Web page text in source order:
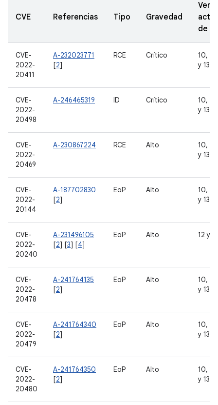
CVE Referencias Tipo Gravedad
de
CVE-
2022-
20411
A-232023771
[2]
RCE Crítico
10,
y 13
CVE-
2022-
20498
A-246465319 ID Crítico
10,
y 13
CVE-
2022-
20469
A-230867224 RCE Alto
10,
y 13
CVE-
2022-
20144
A-187702830
[2]
EoP Alto
10,
y 13
CVE-
2022-
20240
A-231496105
[2] [3] [4]
EoP Alto 12 y
CVE-
2022-
20478
A-241764135
[2]
EoP Alto
10,
y 13
CVE-
2022-
20479
A-241764340
[2]
EoP Alto
10,
y 13
CVE-
2022-
20480
A-241764350
[2]
EoP Alto
10,
y 13